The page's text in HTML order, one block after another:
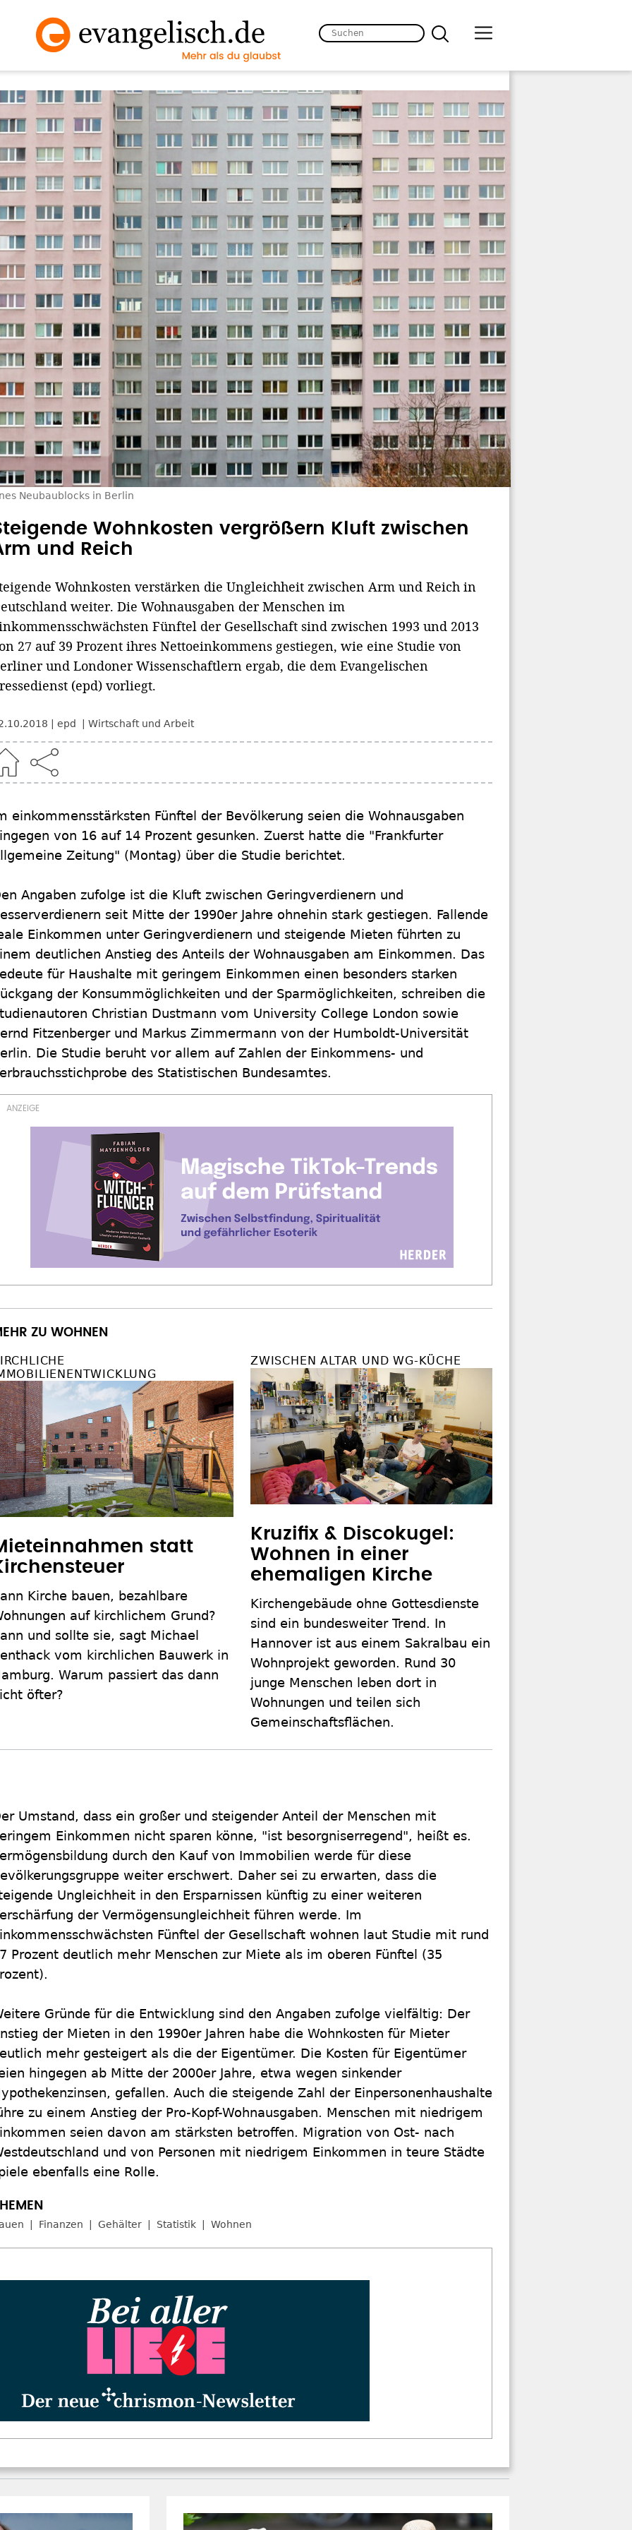
Neubaublocks in Berlin
Wohnkosten vergrößern Kluft zwischen
und Reich
Wohnkosten verstärken die Ungleichheit zwischen Arm und Reich in
weiter. Die Wohnausgaben der Menschen im
Fünftel der Gesellschaft sind zwischen 1993 und 2013
27 auf 39 Prozent ihres Nettoeinkommens gestiegen, wie eine Studie von
und Londoner Wissenschaftlern ergab, die dem Evangelischen
(epd) vorliegt.
epd Wirtschaft und Arbeit
einkommensstärksten Fünftel der Bevölkerung seien die Wohnausgaben
von 16 auf 14 Prozent gesunken. Zuerst hatte die "Frankfurter
Zeitung" (Montag) über die Studie berichtet.
Angaben zufolge ist die Kluft zwischen Geringverdienern und
seit Mitte der 1990er Jahre ohnehin stark gestiegen. Fallende
Einkommen unter Geringverdienern und steigende Mieten führten zu
deutlichen Anstieg des Anteils der Wohnausgaben am Einkommen. Das
für Haushalte mit geringem Einkommen einen besonders starken
der Konsummöglichkeiten und der Sparmöglichkeiten, schreiben die
Christian Dustmann vom University College London sowie
Fitzenberger und Markus Zimmermann von der Humboldt-Universität
Die Studie beruht vor allem auf Zahlen der Einkommens- und
des Statistischen Bundesamtes.
ZU WOHNEN
statt
Kirche bauen, bezahlbare
auf kirchlichem Grund?
und sollte sie, sagt Michael
vom kirchlichen Bauwerk in
Warum passiert das dann
öfter?
ZWISCHEN ALTAR UND WG-KÜCHE
Kruzifix & Discokugel:
Wohnen in einer
ehemaligen Kirche
Kirchengebäude ohne Gottesdienste
sind ein bundesweiter Trend. In
Hannover ist aus einem Sakralbau ein
Wohnprojekt geworden. Rund 30
junge Menschen leben dort in
Wohnungen und teilen sich
Gemeinschaftsflächen.
Umstand, dass ein großer und steigender Anteil der Menschen mit
Einkommen nicht sparen könne, "ist besorgniserregend", heißt es.
durch den Kauf von Immobilien werde für diese
weiter erschwert. Daher sei zu erwarten, dass die
Ungleichheit in den Ersparnissen künftig zu einer weiteren
der Vermögensungleichheit führen werde. Im
Fünftel der Gesellschaft wohnen laut Studie mit rund
Prozent deutlich mehr Menschen zur Miete als im oberen Fünftel (35
Gründe für die Entwicklung sind den Angaben zufolge vielfältig: Der
der Mieten in den 1990er Jahren habe die Wohnkosten für Mieter
mehr gesteigert als die der Eigentümer. Die Kosten für Eigentümer
hingegen ab Mitte der 2000er Jahre, etwa wegen sinkender
gefallen. Auch die steigende Zahl der Einpersonenhaushalte
zu einem Anstieg der Pro-Kopf-Wohnausgaben. Menschen mit niedrigem
seien davon am stärksten betroffen. Migration von Ost- nach
und von Personen mit niedrigem Einkommen in teure Städte
ebenfalls eine Rolle.
Finanzen Gehälter Statistik Wohnen